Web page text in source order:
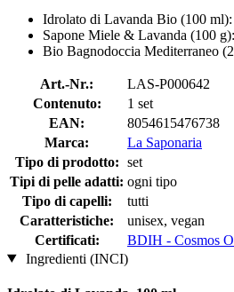
Idrolato di Lavanda Bio (100
Sapone Miele & Lavanda (100
Bio Bagnodoccia Mediterraneo
Art.-Nr.:
LAS-P000642
Contenuto:
1 set
EAN:
8054615476738
Marca:
La Saponaria
Tipo di prodotto: set
Tipi di pelle adatti: ogni tipo
Tipo di capelli:
tutti
Caratteristiche:
unisex, vegan
Certificati:
BDIH - Cosmos
Ingredienti (INCI)